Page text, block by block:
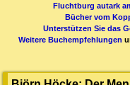
Fluchtburg autark
Bücher vom
Unterstützen Sie das
Weitere Buchempfehlungen